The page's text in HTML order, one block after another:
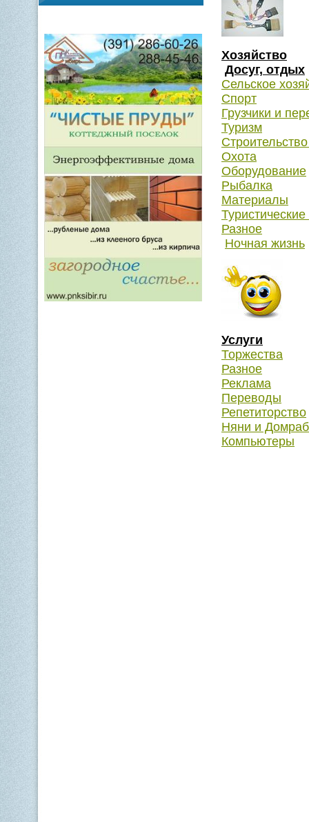
Хозяйство
Досуг, отдых
Сельское
Спорт
Грузчики и
Туризм
Охота
Оборудование
Рыбалка
Материалы
Туристические
Разное
Ночная жизнь
Услуги
Торжества
Разное
Реклама
Переводы
Репетиторство
Няни и
Компьютеры